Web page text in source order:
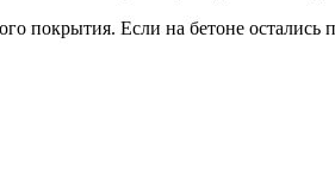
покрытия. Если на бетоне